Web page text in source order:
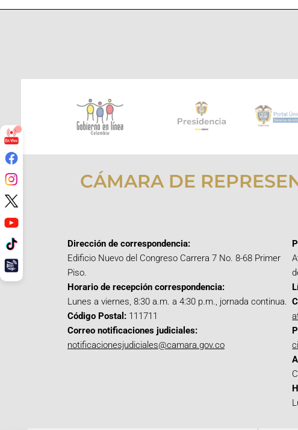
CÁMARA DE
Dirección de correspondencia:
Edificio Nuevo del Congreso Carrera 7 No. 8-68 Primer
Piso.
Horario de recepción correspondencia:
Lunes a viernes, 8:30 a.m. a 4:30 p.m., jornada continua.
Código Postal: 111711
Correo notificaciones judiciales:
notificacionesjudiciales@camara.gov.co